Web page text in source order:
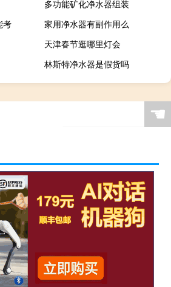
多功能矿化净水器组装
考
家用净水器有副作用么
天津春节逛哪里灯会
林斯特净水器是假货吗
☚